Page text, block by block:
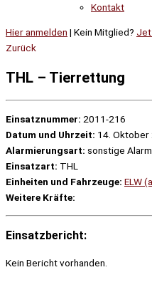
Kontakt
Hier anmelden | Kein Mitglied?
Zurück
THL – Tierrettung
Einsatznummer: 2011-216
Datum und Uhrzeit: 14. Oktober
Alarmierungsart: sonstige
Einsatzart: THL
Einheiten und Fahrzeuge: ELW
Weitere Kräfte:
Einsatzbericht:
Kein Bericht vorhanden.